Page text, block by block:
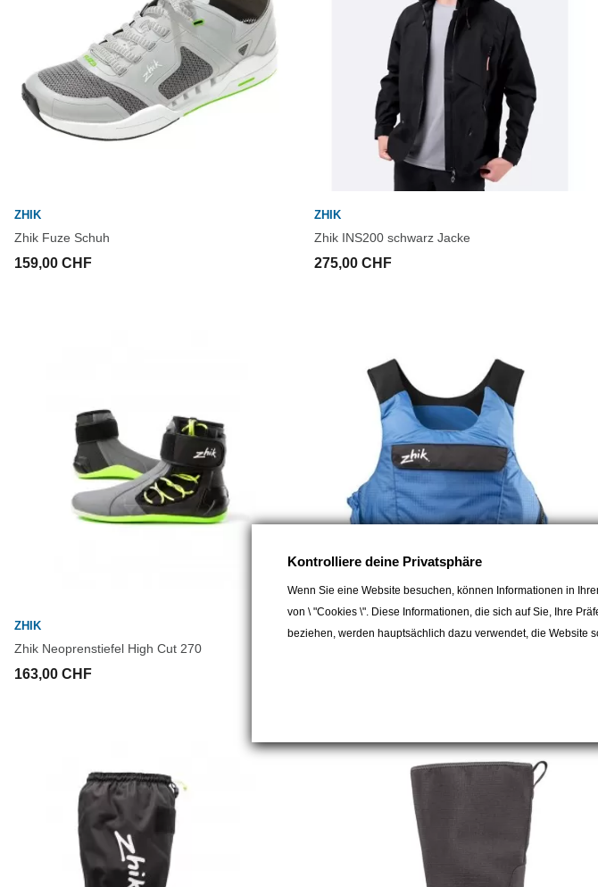
ZHIK
Zhik Fuze Schuh
159,00 CHF
ZHIK
Zhik INS200 schwarz Jacke
275,00 CHF
ZHIK
Zhik Neoprenstiefel High Cut 270
163,00 CHF
ZHIK
Kontrolliere deine Privatsphäre
Wenn Sie eine Website besuchen, können Informationen in
von \ "Cookies \". Diese Informationen, die sich auf Sie, Ihre
beziehen, werden hauptsächlich dazu verwendet, die Website